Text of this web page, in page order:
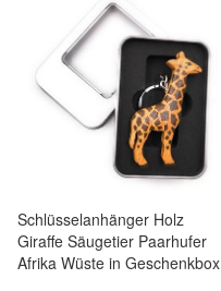
Schlüsselanhänger Holz
Giraffe Säugetier Paarhufer
Afrika Wüste in Geschenkbox